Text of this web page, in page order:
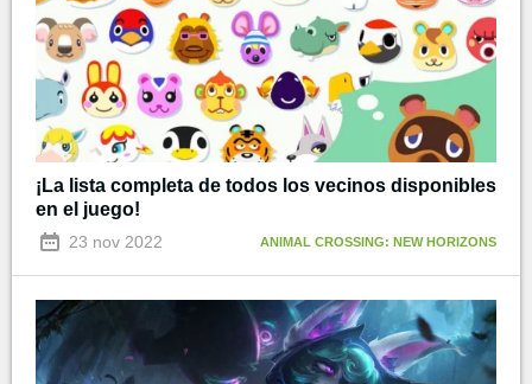
¡La lista completa de todos los vecinos disponibles
en el juego!
23 nov 2022 ANIMAL CROSSING: NEW HORIZONS